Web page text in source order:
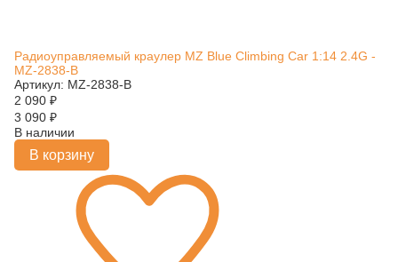
Радиоуправляемый краулер MZ Blue Climbing Car 1:14 2.4G -
MZ-2838-B
Артикул: MZ-2838-B
2 090 ₽
3 090 ₽
В наличии
В корзину